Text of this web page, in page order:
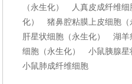
（永生化） 人真皮成纤维
化） 猪鼻腔粘膜上皮细胞
肝星状细胞（永生化） 湖
细胞（永生化） 小鼠胰腺
小鼠肺成纤维细胞